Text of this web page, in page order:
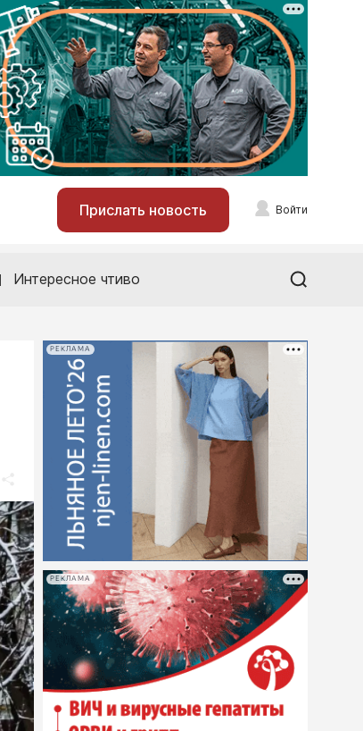
Прислать новость Войти
Интересное чтиво
РЕКЛАМА
РЕКЛАМА